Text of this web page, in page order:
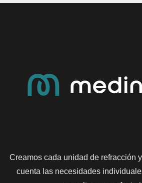
Creamos cada unidad de refracción
cuenta las necesidades